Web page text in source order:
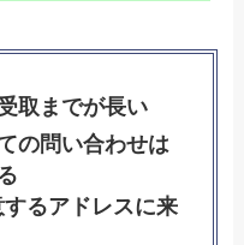
取までが長い
の問い合わせは
るアドレスに来